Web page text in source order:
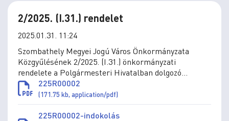
2/2025. (I.31.) rendelet
2025.01.31. 11:24
Szombathely Megyei Jogú Város Önkormányzata
Közgyűlésének 2/2025. (I.31.) önkormányzati
rendelete a Polgármesteri Hivatalban dolgozó
köztisztviselők közszolgálati jogviszonyának egyes
kérdéseiről szóló 2/2020. (II.5.) önkormányzati
rendelet módosításáról
225R00002
(171.75 kb, application/pdf)
225R00002-indokolás